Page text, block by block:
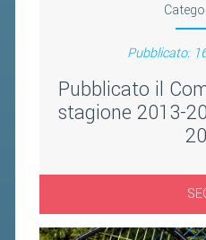
Pubblicato:
Pubblicato il
stagione 2013-
VOLA
RIVISTA
2026
2025
2022